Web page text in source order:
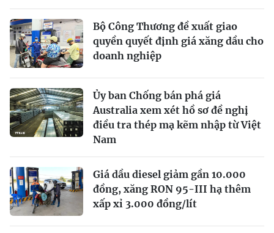
Bộ Công Thương đề xuất giao
quyền quyết định giá xăng dầu cho
doanh nghiệp
Ủy ban Chống bán phá giá
Australia xem xét hồ sơ đề nghị
điều tra thép mạ kẽm nhập từ Việt
Nam
Giá dầu diesel giảm gần 10.000
đồng, xăng RON 95-III hạ thêm
xấp xỉ 3.000 đồng/lít